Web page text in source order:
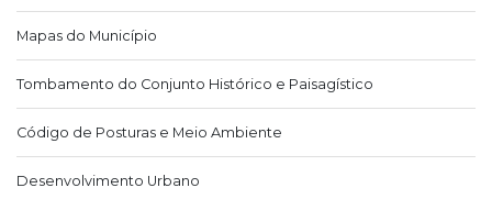
Mapas do Município
Tombamento do Conjunto Histórico e Paisagístico
Código de Posturas e Meio Ambiente
Desenvolvimento Urbano